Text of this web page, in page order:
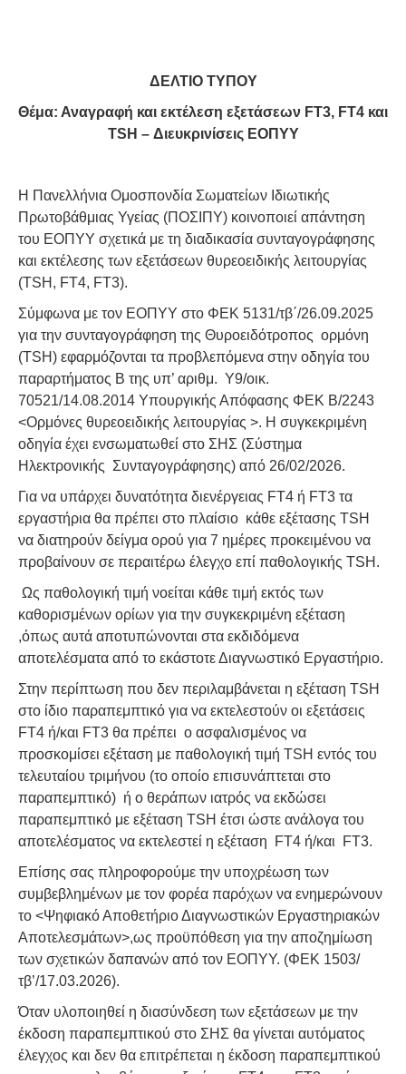
ΔΕΛΤΙΟ ΤΥΠΟΥ
Θέμα: Αναγραφή και εκτέλεση εξετάσεων FT3, FT4 και
TSH – Διευκρινίσεις ΕΟΠΥΥ
Η Πανελλήνια Ομοσπονδία Σωματείων Ιδιωτικής
Πρωτοβάθμιας Υγείας (ΠΟΣΙΠΥ) κοινοποιεί απάντηση
του ΕΟΠΥΥ σχετικά με τη διαδικασία συνταγογράφησης
και εκτέλεσης των εξετάσεων θυρεοειδικής λειτουργίας
(TSH, FT4, FT3).
Σύμφωνα με τον ΕΟΠΥΥ στο ΦΕΚ 5131/τβ΄/26.09.2025
για την συνταγογράφηση της Θυροειδότροπος ορμόνη
(TSH) εφαρμόζονται τα προβλεπόμενα στην οδηγία του
παραρτήματος Β της υπ’ αριθμ. Υ9/οικ.
70521/14.08.2014 Υπουργικής Απόφασης ΦΕΚ Β/2243
<Ορμόνες θυρεοειδικής λειτουργίας >. Η συγκεκριμένη
οδηγία έχει ενσωματωθεί στο ΣΗΣ (Σύστημα
Ηλεκτρονικής Συνταγογράφησης) από 26/02/2026.
Για να υπάρχει δυνατότητα διενέργειας FT4 ή FT3 τα
εργαστήρια θα πρέπει στο πλαίσιο κάθε εξέτασης TSH
να διατηρούν δείγμα ορού για 7 ημέρες προκειμένου να
προβαίνουν σε περαιτέρω έλεγχο επί παθολογικής TSH.
Ως παθολογική τιμή νοείται κάθε τιμή εκτός των
καθορισμένων ορίων για την συγκεκριμένη εξέταση
,όπως αυτά αποτυπώνονται στα εκδιδόμενα
αποτελέσματα από το εκάστοτε Διαγνωστικό Εργαστήριο.
Στην περίπτωση που δεν περιλαμβάνεται η εξέταση TSH
στο ίδιο παραπεμπτικό για να εκτελεστούν οι εξετάσεις
FT4 ή/και FT3 θα πρέπει ο ασφαλισμένος να
προσκομίσει εξέταση με παθολογική τιμή TSH εντός του
τελευταίου τριμήνου (το οποίο επισυνάπτεται στο
παραπεμπτικό) ή ο θεράπων ιατρός να εκδώσει
παραπεμπτικό με εξέταση TSH έτσι ώστε ανάλογα του
αποτελέσματος να εκτελεστεί η εξέταση FT4 ή/και FT3.
Επίσης σας πληροφορούμε την υποχρέωση των
συμβεβλημένων με τον φορέα παρόχων να ενημερώνουν
το <Ψηφιακό Αποθετήριο Διαγνωστικών Εργαστηριακών
Αποτελεσμάτων>,ως προϋπόθεση για την αποζημίωση
των σχετικών δαπανών από τον ΕΟΠΥΥ. (ΦΕΚ 1503/
τβ’/17.03.2026).
Όταν υλοποιηθεί η διασύνδεση των εξετάσεων με την
έκδοση παραπεμπτικού στο ΣΗΣ θα γίνεται αυτόματος
έλεγχος και δεν θα επιτρέπεται η έκδοση παραπεμπτικού